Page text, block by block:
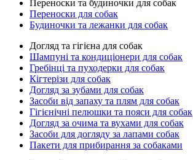
Переноски та будиночки для собак
Переноски для собак
Будиночки та лежанки для собак
Догляд та гігієна для собак
Шампуні та кондиціонери для собак
Гребінці та пуходерки для собак
Кігтерізи для собак
Догляд за зубами для собак
Засоби від запаху та плям для собак
Гігієнічні пелюшки та пояси для собак
Догляд за очима та вухами для собак
Засоби для догляду за лапами собак
Пакети для прибирання за собаками